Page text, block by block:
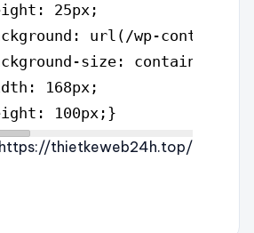
25px;
url(/wp-content/
size: contain;
168px;
100px;}
https://thietkeweb24h.top/